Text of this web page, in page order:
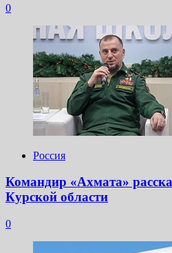
0
Россия
Командир «Ахмата»
Курской области
0